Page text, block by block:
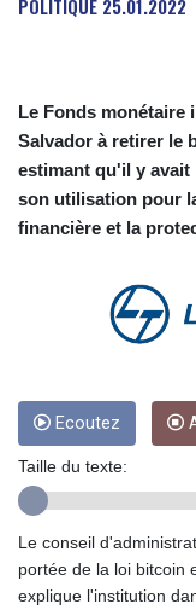
POLITIQUE 25.01.2022
Le Fonds monétaire
Salvador à retirer le
estimant qu'il y
son utilisation pour
financière et la
Ecoutez
Taille du texte:
Le conseil
portée de la loi bitcoin
explique l'institution